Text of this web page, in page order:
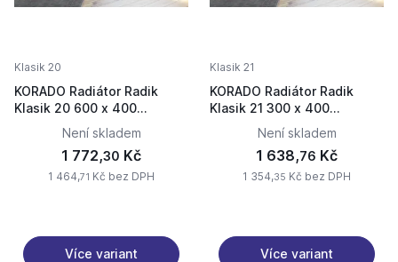
Klasik 20
KORADO Radiátor Radik
Klasik 20 600 x 400
20060040-50-0010
Není skladem
1 772,30 Kč
1 464,71 Kč bez DPH
Více variant
Klasik 21
KORADO Radiátor Radik
Klasik 21 300 x 400
21030040-50-0010
Není skladem
1 638,76 Kč
1 354,35 Kč bez DPH
Více variant